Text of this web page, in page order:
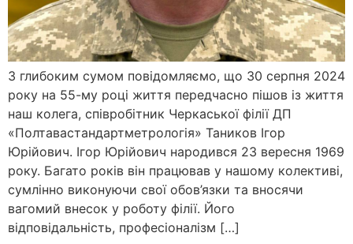
З глибоким сумом повідомляємо, що 30 серпня 2024
року на 55-му році життя передчасно пішов із життя
наш колега, співробітник Черкаської філії ДП
«Полтавастандартметрологія» Таников Ігор
Юрійович. Ігор Юрійович народився 23 вересня 1969
року. Багато років він працював у нашому колективі,
сумлінно виконуючи свої обов’язки та вносячи
вагомий внесок у роботу філії. Його
відповідальність, професіоналізм […]